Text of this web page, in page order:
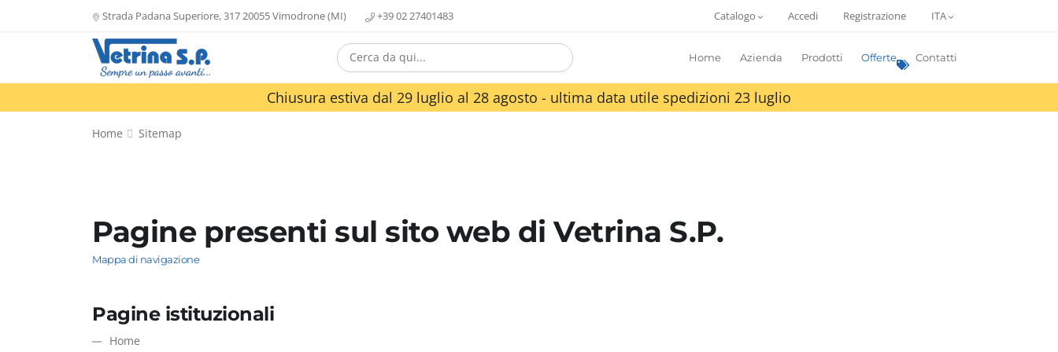
Strada Padana Superiore, 317 20055 Vimodrone (MI) +39 02 27401483 Catalogo Accedi Registrazione ITA
Home Azienda Prodotti Offerte Contatti
Chiusura estiva dal 29 luglio al 28 agosto - ultima data utile spedizioni 23 luglio
Home Sitemap
Pagine presenti sul sito web di Vetrina S.P.
Mappa di navigazione
Pagine istituzionali
Home